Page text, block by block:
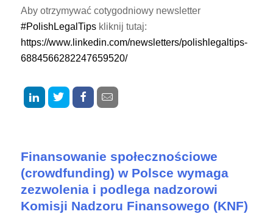
Aby otrzymywać cotygodniowy newsletter
#PolishLegalTipskliknij tutaj:
https://www.linkedin.com/newsletters/polishlegaltips-
6884566282247659520/
Finansowanie społecznościowe
(crowdfunding) w Polsce wymaga
zezwolenia i podlega nadzorowi
Komisji Nadzoru Finansowego (KNF)